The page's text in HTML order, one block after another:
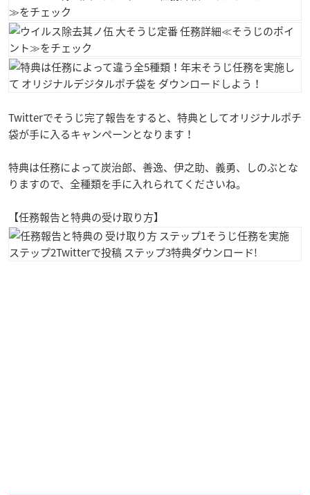
Twitterでそうじ完了報告をすると、特典としてオリジナルポチ
袋が手に入るキャンペーンとなります！
特典は任務によって炭治郎、善逸、伊之助、義勇、しのぶとな
りますので、全種類を手に入れられてくださいね。
【任務報告と特典の受け取り方】